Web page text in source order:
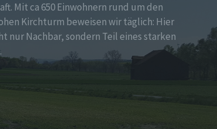
Mit ca 650 Einwohnern rund um den
Kirchturm beweisen wir täglich: Hier
nur Nachbar, sondern Teil eines starken